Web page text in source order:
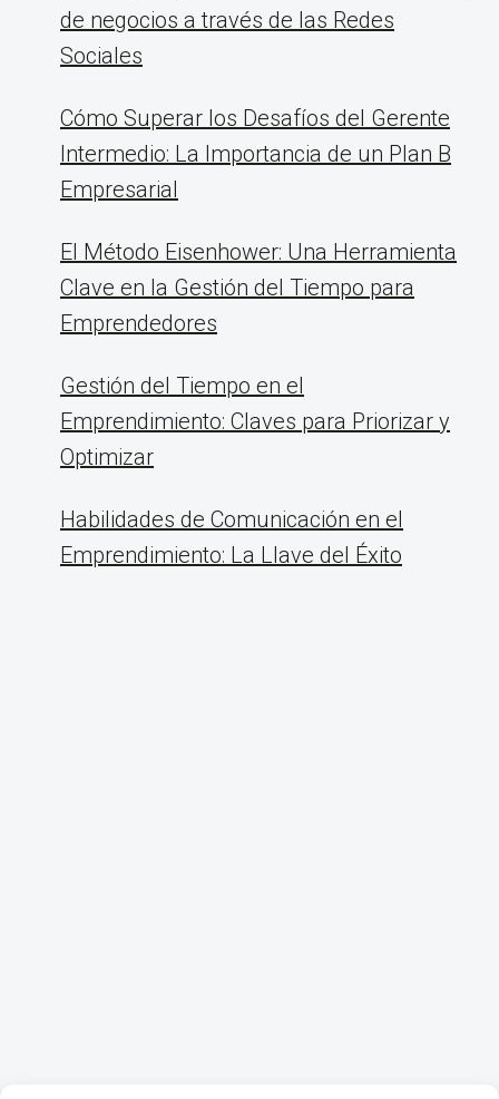
de negocios a través de las Redes
Sociales
Cómo Superar los Desafíos del Gerente
Intermedio: La Importancia de un Plan B
Empresarial
El Método Eisenhower: Una Herramienta
Clave en la Gestión del Tiempo para
Emprendedores
Gestión del Tiempo en el
Emprendimiento: Claves para Priorizar y
Optimizar
Habilidades de Comunicación en el
Emprendimiento: La Llave del Éxito